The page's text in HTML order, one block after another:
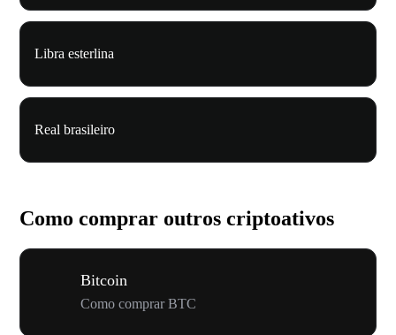
Libra esterlina
Real brasileiro
Como comprar outros criptoativos
Bitcoin
Como comprar BTC